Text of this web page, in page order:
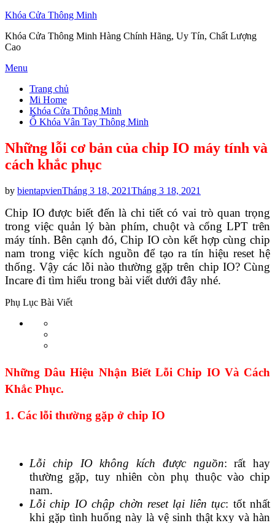
Khóa Cửa Thông Minh
Khóa Cửa Thông Minh Hàng Chính Hãng, Uy Tín, Chất Lượng
Cao
Skip
content
Menu
Trang chủ
Mi Home
Khóa Cửa Thông Minh
Ổ Khóa Vân Tay Thông Minh
Những lỗi cơ bản của chip IO máy tính và
cách khắc phục
by bientapvienPosted
Tháng 3 18, 2021Tháng 3 18, 2021
Chip IO được biết đến là chi tiết có vai trò quan trọng
trong việc quản lý bàn phím, chuột và cổng LPT trên
máy tính. Bên cạnh đó, Chip IO còn kết hợp cùng chip
nam trong việc kích nguồn để tạo ra tín hiệu reset hệ
thống. Vậy các lỗi nào thường gặp trên chip IO? Cùng
Incare đi tìm hiểu trong bài viết dưới đây nhé.
Phụ Lục Bài Viết
Những Dâu Hiệu Nhận Biết Lỗi Chip IO Và Cách
Khắc Phục.
1. Các lỗi thường gặp ở chip IO
Lỗi chip IO không kích được nguồn: rất hay
thường gặp, tuy nhiên còn phụ thuộc vào chip
nam.
Lỗi chip IO chập chờn reset lại liên tục: tốt nhất
khi gặp tình huống này là vệ sinh thật kxy và hàn